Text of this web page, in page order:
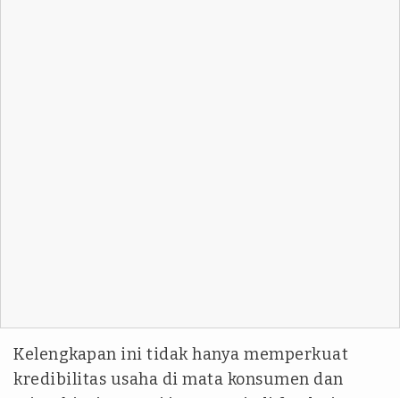
Kelengkapan ini tidak hanya memperkuat
kredibilitas usaha di mata konsumen dan